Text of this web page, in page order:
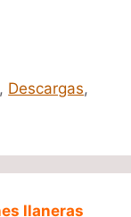
, Descargas,
llaneras